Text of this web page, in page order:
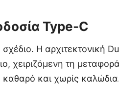
Type-C
Η αρχιτεκτονική
χειριζόμενη τη
και χωρίς καλώδια.